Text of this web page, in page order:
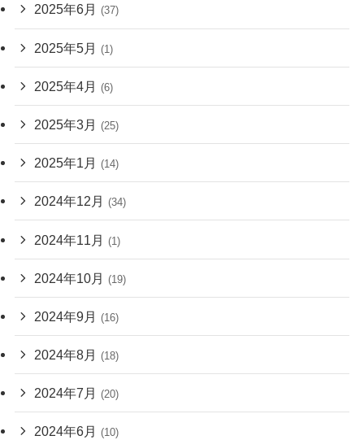
2025年6月 (37)
2025年5月 (1)
2025年4月 (6)
2025年3月 (25)
2025年1月 (14)
2024年12月 (34)
2024年11月 (1)
2024年10月 (19)
2024年9月 (16)
2024年8月 (18)
2024年7月 (20)
2024年6月 (10)